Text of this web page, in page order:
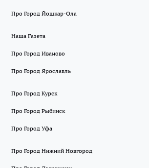
Про Город Йошкар-Ола
Наша Газета
Про Город Иваново
Про Город Ярославль
Про Город Курск
Про Город Рыбинск
Про Город Уфа
Про Город Нижний Новгород